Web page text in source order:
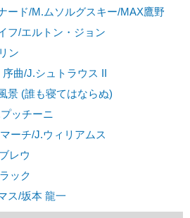
ード/M.ムソルグスキー/MAX鷹野
フ/エルトン・ジョン
ン
序曲/J.シュトラウス II
景 (誰も寝てはならぬ)
ッチーニ
ーチ/J.ウィリアムス
レウ
ック
ス/坂本 龍一